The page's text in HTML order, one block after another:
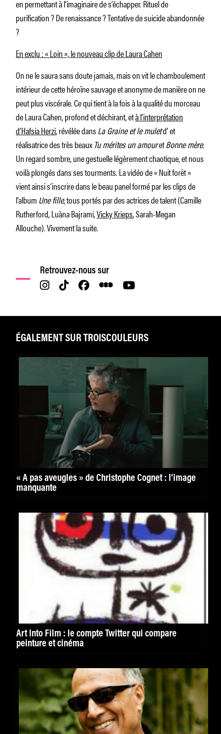
en permettant à l’imaginaire de s’échapper. Rituel de
purification ? De renaissance ? Tentative de suicide abandonnée
?
En exclu : « Loin », le nouveau clip de Laura Cahen
On ne le saura sans doute jamais, mais on vit le chamboulement
intérieur de cette héroïne sauvage et anonyme de manière on ne
peut plus viscérale. Ce qui tient à la fois à la qualité du morceau
de Laura Cahen, profond et déchirant, età l’interprétation
d’Hafsia Herzi, révélée dansLa Graine et le muletd’ et
réalisatrice des très beaux Tu mérites un amouretBonne mère.
Un regard sombre, une gestuelle légèrement chaotique, et nous
voilà plongés dans ses tourments. La vidéo de « Nuit forêt »
vient ainsi s’inscrire dans le beau panel formé par les clips de
l’albumUne fille, tous portés par des actrices de talent (Camille
Rutherford, Luàna Bajrami,Vicky Krieps, Sarah-Megan
Allouche). Vivement la suite.
Retrouvez-nous sur
ÉGALEMENT SUR TROISCOULEURS
« A pas aveugles » de Christophe Cognet : l’image
manquante
Art Into Film : le compte Twitter qui compare
peinture et cinéma